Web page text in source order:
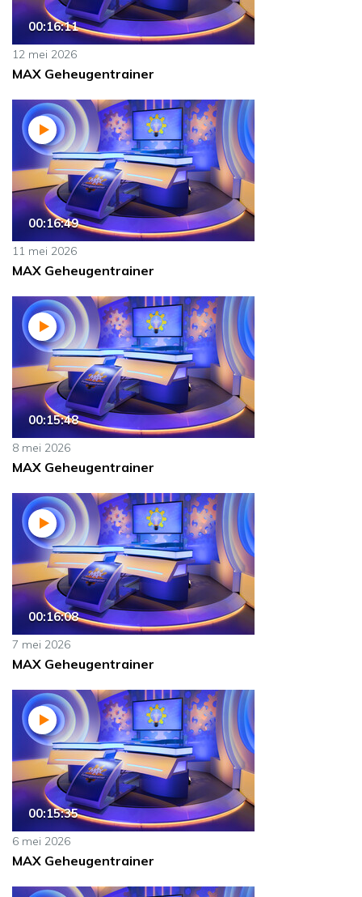
00:16:11
12 mei 2026
MAX Geheugentrainer
00:16:49
11 mei 2026
MAX Geheugentrainer
00:15:48
8 mei 2026
MAX Geheugentrainer
00:16:08
7 mei 2026
MAX Geheugentrainer
00:15:35
6 mei 2026
MAX Geheugentrainer